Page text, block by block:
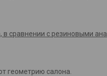
сравнении с резиновыми
геометрию салона.